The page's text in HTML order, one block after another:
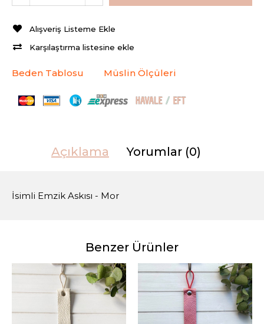
Alışveriş Listeme Ekle
Karşılaştırma listesine ekle
Beden Tablosu Müslin Ölçüleri
Açıklama Yorumlar (0)
İsimli Emzik Askısı - Mor
Benzer Ürünler